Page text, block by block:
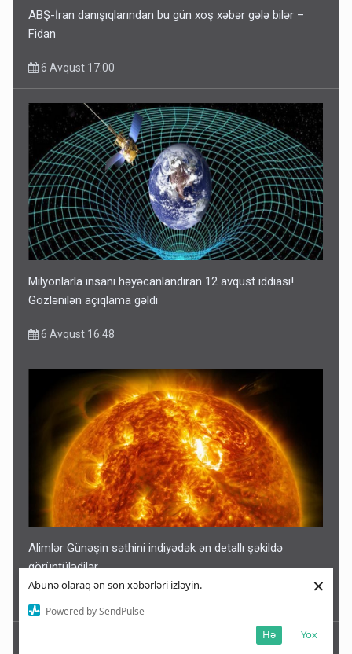
Abunə olaraq ən son xəbərləri izləyin.
Powered by SendPulse
Yox
Hə
×
ABŞ-İran danışıqlarından bu gün xoş xəbər gələ bilər –
Fidan
6 Avqust 17:00
Milyonlarla insanı həyəcanlandıran 12 avqust iddiası!
Gözlənilən açıqlama gəldi
6 Avqust 16:48
Alimlər Günəşin səthini indiyədək ən detallı şəkildə
görüntülədilər